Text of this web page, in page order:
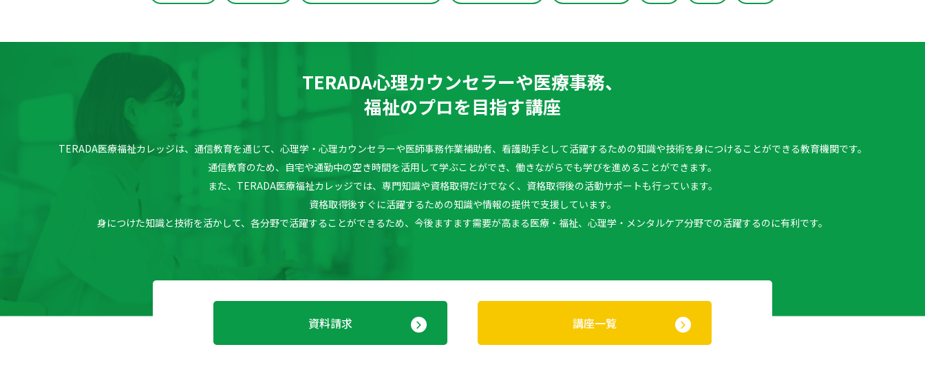
TERADA心理カウンセラーや医療事務、
福祉のプロを目指す講座
TERADA医療福祉カレッジは、通信教育を通じて、心理学・心理カウンセラーや医師事務作業補助者、看護助手として活躍するための知識や技術を身につけることができる教育機関です。
通信教育のため、自宅や通勤中の空き時間を活用して学ぶことができ、働きながらでも学びを進めることができます。
また、TERADA医療福祉カレッジでは、専門知識や資格取得だけでなく、資格取得後の活動サポートも行っています。
資格取得後すぐに活躍するための知識や情報の提供で支援しています。
身につけた知識と技術を活かして、各分野で活躍することができるため、今後ますます需要が高まる医療・福祉、心理学・メンタルケア分野での活躍するのに有利です。
資料請求 講座一覧